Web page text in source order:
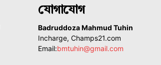
যোগাযোগ
Badruddoza Mahmud Tuhin
Incharge, Champs21.com
Email:bmtuhin@gmail.com